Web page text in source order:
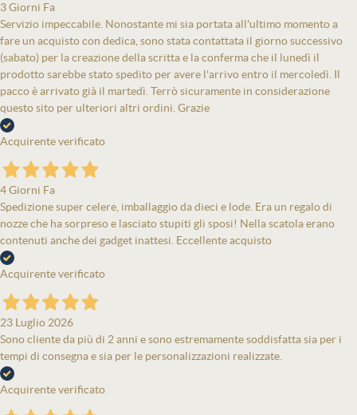
3 Giorni Fa
Servizio impeccabile. Nonostante mi sia portata all'ultimo momento a
fare un acquisto con dedica, sono stata contattata il giorno successivo
(sabato) per la creazione della scritta e la conferma che il lunedì il
prodotto sarebbe stato spedito per avere l'arrivo entro il mercoledì. Il
pacco è arrivato già il martedì. Terrò sicuramente in considerazione
questo sito per ulteriori altri ordini. Grazie
Acquirente verificato
4 Giorni Fa
Spedizione super celere, imballaggio da dieci e lode. Era un regalo di
nozze che ha sorpreso e lasciato stupiti gli sposi! Nella scatola erano
contenuti anche dei gadget inattesi. Eccellente acquisto
Acquirente verificato
23 Luglio 2026
Sono cliente da più di 2 anni e sono estremamente soddisfatta sia per i
tempi di consegna e sia per le personalizzazioni realizzate.
Acquirente verificato